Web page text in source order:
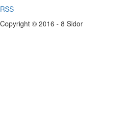
RSS
Copyright © 2016 - 8 Sidor